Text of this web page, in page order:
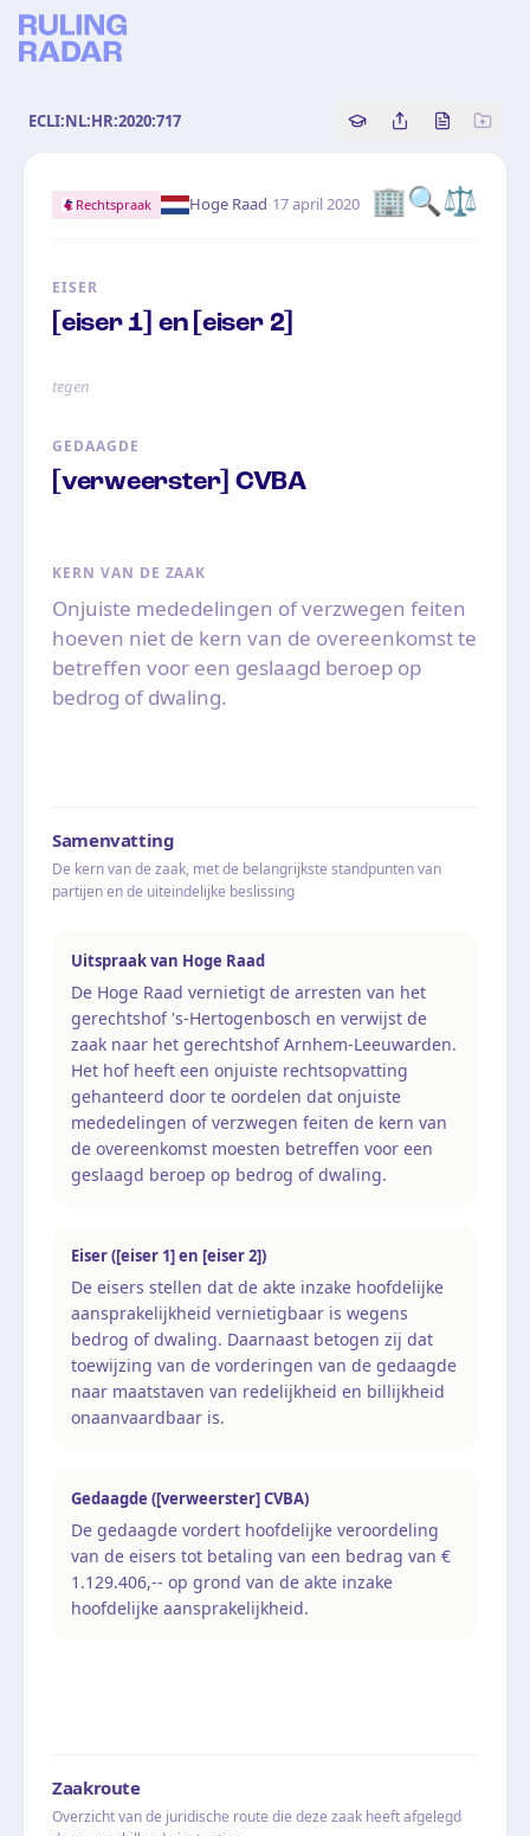
ECLI:NL:HR:2020:717 Copy source
Share this
Bekijk
🏢🔍⚖️
Rechtspraak Hoge Raad·17 april 2020
EISER
[eiser 1] en [eiser 2]
tegen
GEDAAGDE
[verweerster] CVBA
KERN VAN DE ZAAK
Onjuiste mededelingen of verzwegen feiten
hoeven niet de kern van de overeenkomst te
betreffen voor een geslaagd beroep op
bedrog of dwaling.
Samenvatting
De kern van de zaak, met de belangrijkste standpunten van
partijen en de uiteindelijke beslissing
Uitspraak van Hoge Raad
De Hoge Raad vernietigt de arresten van het
gerechtshof 's-Hertogenbosch en verwijst de
zaak naar het gerechtshof Arnhem-Leeuwarden.
Het hof heeft een onjuiste rechtsopvatting
gehanteerd door te oordelen dat onjuiste
mededelingen of verzwegen feiten de kern van
de overeenkomst moesten betreffen voor een
geslaagd beroep op bedrog of dwaling.
Eiser ([eiser 1] en [eiser 2])
De eisers stellen dat de akte inzake hoofdelijke
aansprakelijkheid vernietigbaar is wegens
bedrog of dwaling. Daarnaast betogen zij dat
toewijzing van de vorderingen van de gedaagde
naar maatstaven van redelijkheid en billijkheid
onaanvaardbaar is.
Gedaagde ([verweerster] CVBA)
De gedaagde vordert hoofdelijke veroordeling
van de eisers tot betaling van een bedrag van €
1.129.406,-- op grond van de akte inzake
hoofdelijke aansprakelijkheid.
Zaakroute
Overzicht van de juridische route die deze zaak heeft afgelegd